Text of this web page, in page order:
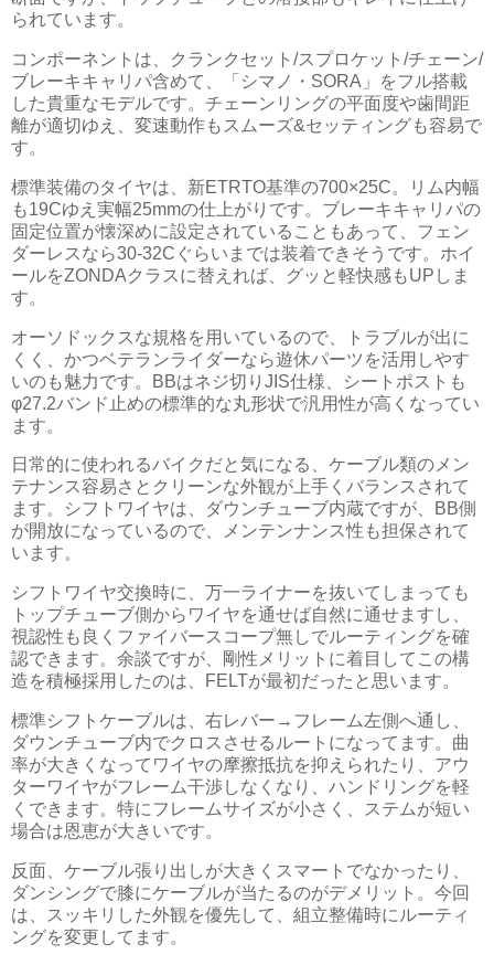
られています。
コンポーネントは、クランクセット/スプロケット/チェーン/
ブレーキキャリパ含めて、「シマノ・SORA」をフル搭載
した貴重なモデルです。チェーンリングの平面度や歯間距
離が適切ゆえ、変速動作もスムーズ&セッティングも容易で
す。
標準装備のタイヤは、新ETRTO基準の700×25C。リム内幅
も19Cゆえ実幅25mmの仕上がりです。ブレーキキャリパの
固定位置が懐深めに設定されていることもあって、フェン
ダーレスなら30-32Cぐらいまでは装着できそうです。ホイ
ールをZONDAクラスに替えれば、グッと軽快感もUPしま
す。
オーソドックスな規格を用いているので、トラブルが出に
くく、かつベテランライダーなら遊休パーツを活用しやす
いのも魅力です。BBはネジ切りJIS仕様、シートポストも
φ27.2バンド止めの標準的な丸形状で汎用性が高くなってい
ます。
日常的に使われるバイクだと気になる、ケーブル類のメン
テナンス容易さとクリーンな外観が上手くバランスされて
ます。シフトワイヤは、ダウンチューブ内蔵ですが、BB側
が開放になっているので、メンテンナンス性も担保されて
います。
シフトワイヤ交換時に、万一ライナーを抜いてしまっても
トップチューブ側からワイヤを通せば自然に通せますし、
視認性も良くファイバースコープ無しでルーティングを確
認できます。余談ですが、剛性メリットに着目してこの構
造を積極採用したのは、FELTが最初だったと思います。
標準シフトケーブルは、右レバー→フレーム左側へ通し、
ダウンチューブ内でクロスさせるルートになってます。曲
率が大きくなってワイヤの摩擦抵抗を抑えられたり、アウ
ターワイヤがフレーム干渉しなくなり、ハンドリングを軽
くできます。特にフレームサイズが小さく、ステムが短い
場合は恩恵が大きいです。
反面、ケーブル張り出しが大きくスマートでなかったり、
ダンシングで膝にケーブルが当たるのがデメリット。今回
は、スッキリした外観を優先して、組立整備時にルーティ
ングを変更してます。